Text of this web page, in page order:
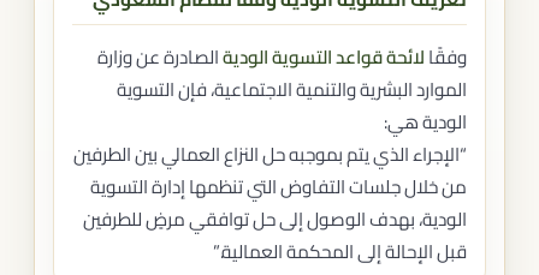
وفقًالائحة قواعد التسوية الوديةالصادرة عن وزارة
الموارد البشرية والتنمية الاجتماعية، فإن التسوية
الودية هي:
“الإجراء الذي يتم بموجبه حل النزاع العمالي بين الطرفين
من خلال جلسات التفاوض التي تنظمها إدارة التسوية
الودية، بهدف الوصول إلى حل توافقي مرضٍ للطرفين
قبل الإحالة إلى المحكمة العمالية.”